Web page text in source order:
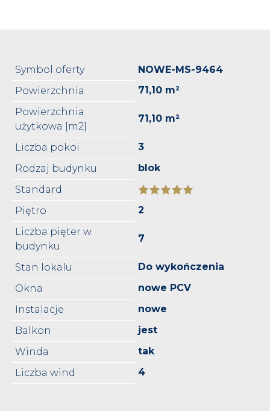
Symbol oferty
NOWE-MS-9464
Powierzchnia
71,10 m²
Powierzchnia
użytkowa [m2]
71,10 m²
Liczba pokoi
3
Rodzaj budynku
blok
Standard
Piętro
2
Liczba pięter w
budynku
7
Stan lokalu
Do wykończenia
Okna
nowe PCV
Instalacje
nowe
Balkon
jest
Winda
tak
Liczba wind
4